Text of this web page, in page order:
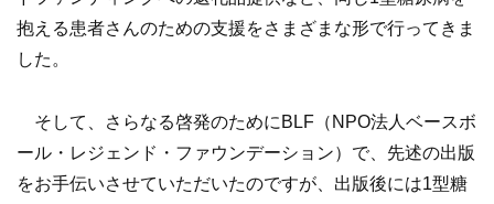
抱える患者さんのための支援をさまざまな形で行ってきま
した。
そして、さらなる啓発のためにBLF（NPO法人ベースボ
ール・レジェンド・ファウンデーション）で、先述の出版
をお手伝いさせていただいたのですが、出版後には1型糖